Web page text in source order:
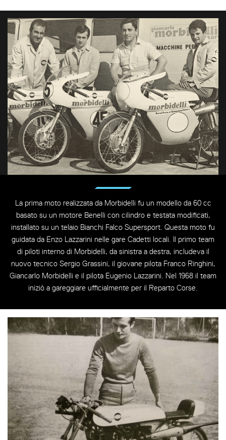
La prima moto realizzata da Morbidelli fu un modello da 60 cc
basato su un motore Benelli con cilindro e testata modificati,
installato su un telaio Bianchi Falco Supersport. Questa moto fu
guidata da Enzo Lazzarini nelle gare Cadetti locali. Il primo team
di piloti interno di Morbidelli, da sinistra a destra, includeva il
nuovo tecnico Sergio Grassini, il giovane pilota Franco Ringhini,
Giancarlo Morbidelli e il pilota Eugenio Lazzarini. Nel 1968 il team
iniziò a gareggiare ufficialmente per il Reparto Corse.